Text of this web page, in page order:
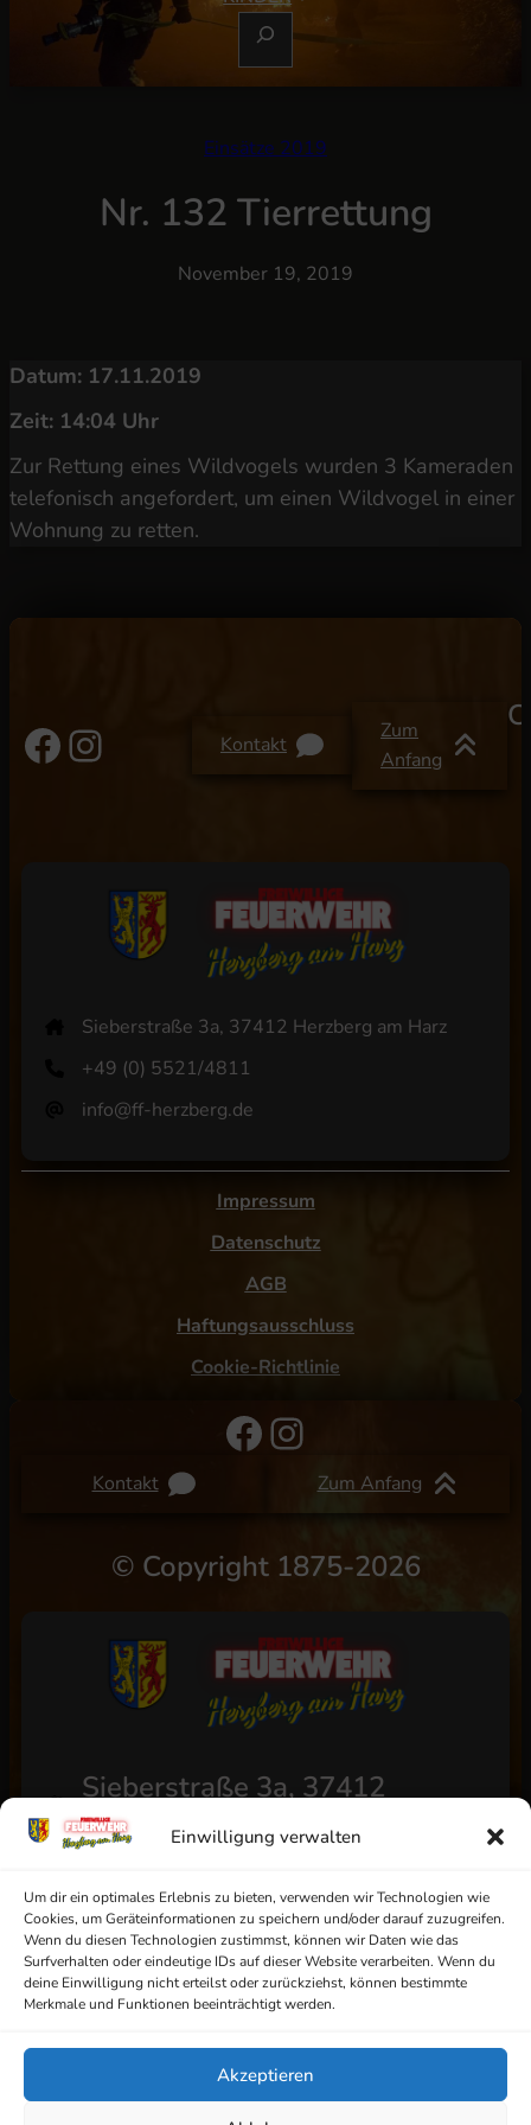
Einwilligung verwalten
Um dir ein optimales Erlebnis zu bieten, verwenden wir Technologien wie
Cookies, um Geräteinformationen zu speichern und/oder darauf zuzugreifen.
Wenn du diesen Technologien zustimmst, können wir Daten wie das
Surfverhalten oder eindeutige IDs auf dieser Website verarbeiten. Wenn du
deine Einwilligung nicht erteilst oder zurückziehst, können bestimmte
Merkmale und Funktionen beeinträchtigt werden.
Akzeptieren
C
E
Einsätze 2019
Nr. 132 Tierrettung
November 19, 2019
Datum: 17.11.2019
Zeit: 14:04 Uhr
Zur Rettung eines Wildvogels wurden 3 Kameraden
telefonisch angefordert, um einen Wildvogel in einer
Wohnung zu retten.
Facebook Instagram Kontakt
Zum
Anfang
Sieberstraße 3a, 37412 Herzberg am Harz
+49 (0) 5521/4811
info@ff-herzberg.de
Impressum
Datenschutz
AGB
Haftungsausschluss
Cookie-Richtlinie
Facebook
Instagram
Kontakt Zum Anfang
© Copyright 1875-2026
Sieberstraße 3a, 37412
Herzberg am Harz
info@ff-herzberg.de
Impressum
Datenschutz
AGB